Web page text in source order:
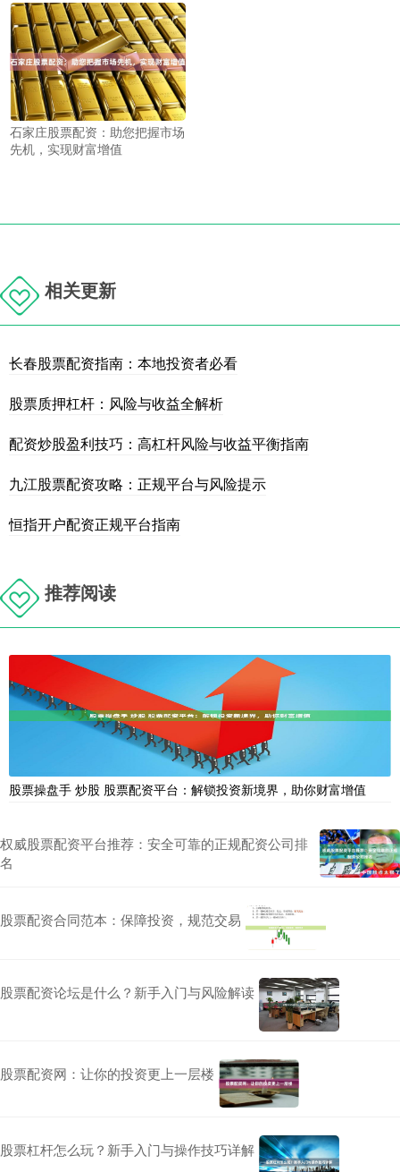
石家庄股票配资：助您把握市场
先机，实现财富增值
相关更新
长春股票配资指南：本地投资者必看
股票质押杠杆：风险与收益全解析
配资炒股盈利技巧：高杠杆风险与收益平衡指南
九江股票配资攻略：正规平台与风险提示
恒指开户配资正规平台指南
推荐阅读
股票操盘手 炒股 股票配资平台：解锁投资新境界，助你财富增值
权威股票配资平台推荐：安全可靠的正规配资公司排
名
股票配资合同范本：保障投资，规范交易
股票配资论坛是什么？新手入门与风险解读
股票配资网：让你的投资更上一层楼
股票杠杆怎么玩？新手入门与操作技巧详解